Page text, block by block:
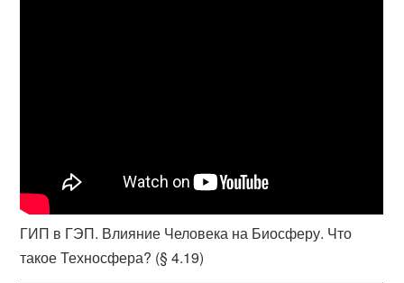
ГИП в ГЭП. Влияние Человека на Биосферу. Что
такое Техносфера? (§ 4.19)